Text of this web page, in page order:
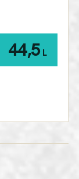
44,5 L